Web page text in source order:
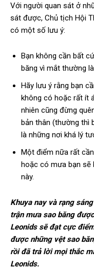
Với người quan sát ở
sát được, Chủ tịch Hội
có một số lưu ý:
Bạn không cần bất
băng vì mắt thường
Hãy lưu ý rằng bạn
không có hoặc rất ít
nhiên cũng đừng
bản thân (thường thì
là những nơi khá lý
Một điểm nữa rất
hoặc có mưa bạn sẽ
này.
Khuya nay và rạng
trận mưa sao băng
Leonids sẽ đạt cực
được những vệt sao
rồi đã trả lời mọi thắc
Leonids.